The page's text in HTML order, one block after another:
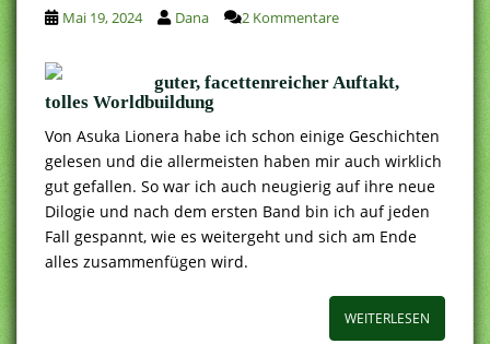
Mai 19, 2024 Dana 2 Kommentare
guter, facettenreicher Auftakt,
tolles Worldbuildung
Von Asuka Lionera habe ich schon einige Geschichten
gelesen und die allermeisten haben mir auch wirklich
gut gefallen. So war ich auch neugierig auf ihre neue
Dilogie und nach dem ersten Band bin ich auf jeden
Fall gespannt, wie es weitergeht und sich am Ende
alles zusammenfügen wird.
WEITERLESEN